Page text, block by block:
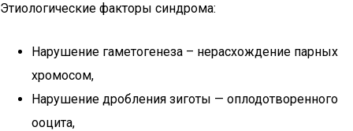
Этиологические факторы синдрома:
Нарушение гаметогенеза – нерасхождение парных
хромосом,
Нарушение дробления зиготы — оплодотворенного
ооцита,